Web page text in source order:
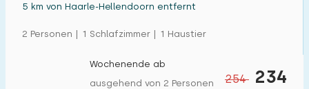
5 km von Haarle-Hellendoorn entfernt
2 Personen | 1 Schlafzimmer | 1 Haustier
254 234
Wochenende ab
ausgehend von 2 Personen